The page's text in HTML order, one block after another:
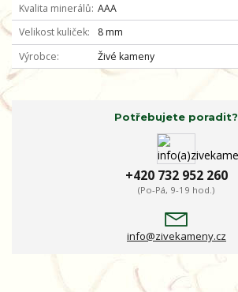
Kvalita minerálů AAA
Velikost kuliček
8 mm
Výrobce
Živé kameny
Potřebujete poradit?
+420 732 952 260
(Po-Pá, 9-19 hod.)
info@zivekameny.cz